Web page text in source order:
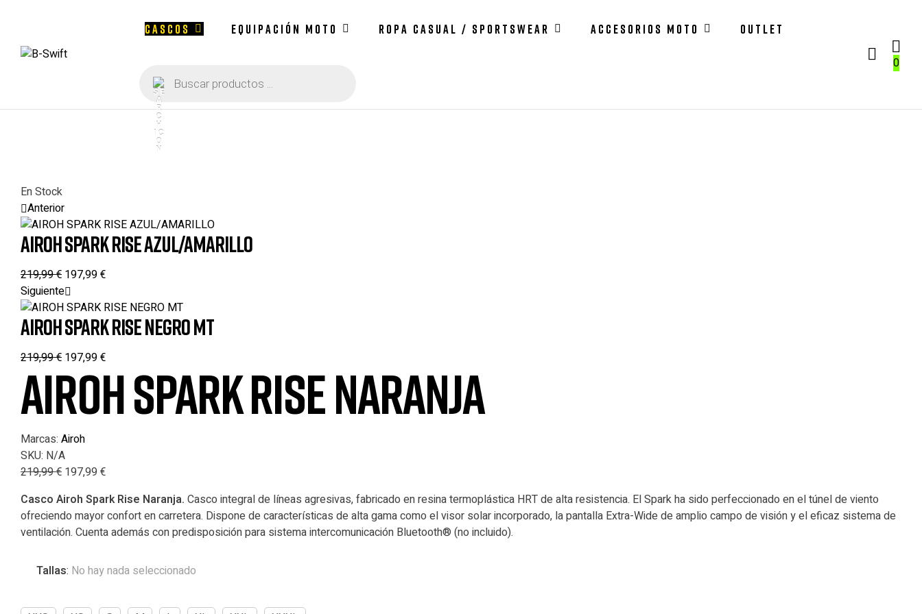
Swift
CASCOS EQUIPACIÓN MOTO ROPA CASUAL / SPORTSWEAR ACCESORIOS MOTO OUTLET
productos
0
En Stock
Anterior
AIROH SPARK RISE AZUL/AMARILLO
219,99€ 197,99€
Siguiente
AIROH SPARK RISE NEGRO MT
219,99€ 197,99€
AIROH SPARK RISE NARANJA
Marcas: Airoh
SKU: N/A
219,99€ 197,99 €
Casco Airoh Spark Rise Naranja. Casco integral de líneas agresivas, fabricado en resina termoplástica HRT de alta resistencia. El Spark ha sido perfeccionado en el túnel de viento
ofreciendo mayor confort en carretera. Dispone de características de alta gama como el visor solar incorporado, la pantalla Extra-Wide de amplio campo de visión y el eficaz sistema de
ventilación. Cuenta además con predisposición para sistema intercomunicación Bluetooth® (no incluido).
Tallas: No hay nada seleccionado